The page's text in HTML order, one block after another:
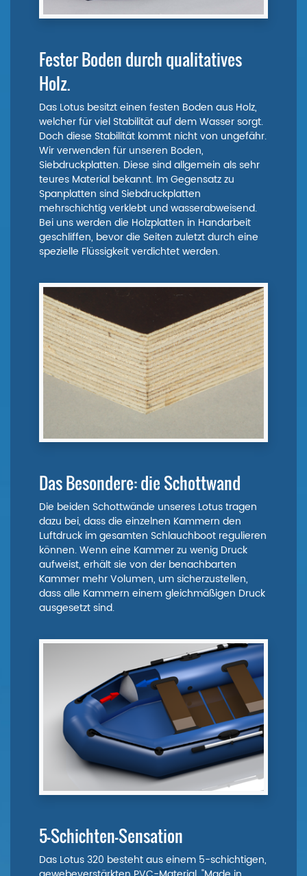
Fester Boden durch qualitatives
Holz.
Das Lotus besitzt einen festen Boden aus Holz,
welcher für viel Stabilität auf dem Wasser sorgt.
Doch diese Stabilität kommt nicht von ungefähr.
Wir verwenden für unseren Boden,
Siebdruckplatten. Diese sind allgemein als sehr
teures Material bekannt. Im Gegensatz zu
Spanplatten sind Siebdruckplatten
mehrschichtig verklebt und wasserabweisend.
Bei uns werden die Holzplatten in Handarbeit
geschliffen, bevor die Seiten zuletzt durch eine
spezielle Flüssigkeit verdichtet werden.
Das Besondere: die Schottwand
Die beiden Schottwände unseres Lotus tragen
dazu bei, dass die einzelnen Kammern den
Luftdruck im gesamten Schlauchboot regulieren
können. Wenn eine Kammer zu wenig Druck
aufweist, erhält sie von der benachbarten
Kammer mehr Volumen, um sicherzustellen,
dass alle Kammern einem gleichmäßigen Druck
ausgesetzt sind.
5-Schichten-Sensation
Das Lotus 320 besteht aus einem 5-schichtigen,